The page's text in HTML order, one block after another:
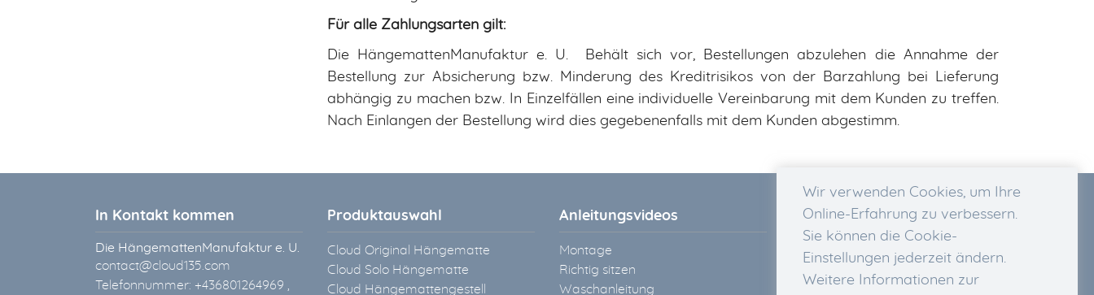
Wir verwenden Cookies, um Ihre
Online-Erfahrung zu verbessern.
Sie können die Cookie-
Einstellungen jederzeit ändern.
Weitere Informationen zur
Für alle Zahlungsarten gilt:
Die HängemattenManufaktur e. U. Behält sich vor, Bestellungen abzulehen die Annahme der
Bestellung zur Absicherung bzw. Minderung des Kreditrisikos von der Barzahlung bei Lieferung
abhängig zu machen bzw. In Einzelfällen eine individuelle Vereinbarung mit dem Kunden zu treffen.
Nach Einlangen der Bestellung wird dies gegebenenfalls mit dem Kunden abgestimm.
In Kontakt kommen
Die HängemattenManufaktur e. U.
contact@cloud135.com
Telefonnummer: +436801264969 ,
Produktauswahl
Cloud Original Hängematte
Cloud Solo Hängematte
Cloud Hängemattengestell
Anleitungsvideos
Montage
Richtig sitzen
Waschanleitung
Nützliche Informationen
Rechtsauskunft
Datenschutz-Bestimmungen